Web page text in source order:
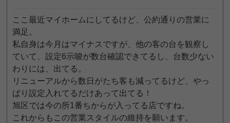
ここ最近マイホームにしてるけど、公約通りの営業に
満足。
私自身は今月はマイナスですが、他の客の台を観察し
ていて、設定6示唆が数台確認できてるし、台数少ない
わりには、出てる。
リニューアルから数日がたち客も減ってるけど、やっ
ぱり設定入れてるだけあって出てる！
旭区では今の所1番ちからが入ってる店ですね。
これからもこの営業スタイルの維持を願います。